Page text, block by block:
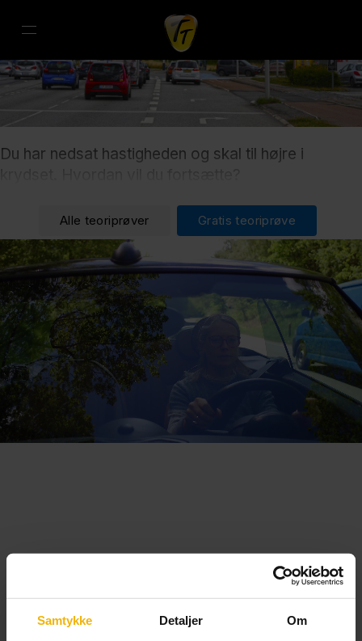
Samtykke Detaljer Om
Du har nedsat hastigheden og skal til højre i
Alle teoriprøver Gratis teoriprøve